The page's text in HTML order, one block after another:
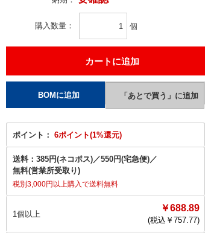
購入数量 個
ポイント： 6ポイント(1%還元)
送料： 385円(ネコポス)／550円(宅急便)／
無料(営業所受取り)
税別3,000円以上購入で送料無料
1個以上
￥688.89
(税込￥ 757.77)